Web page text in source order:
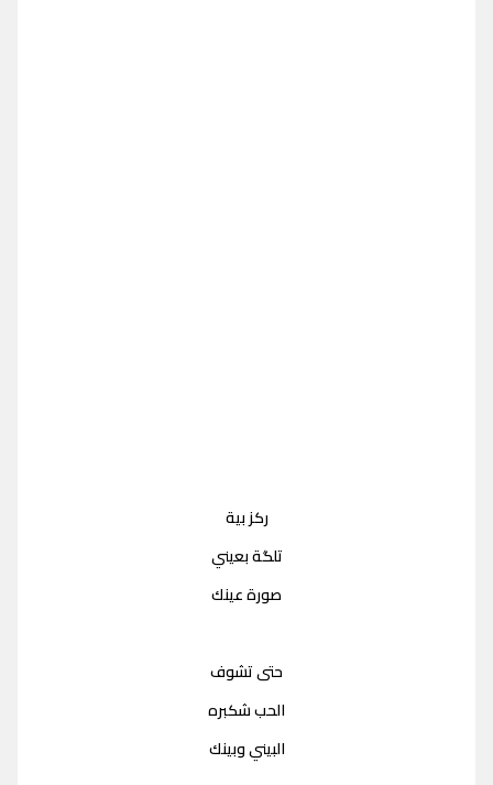
ركز بية
تلگة بعيني
صورة عينك
حتى تشوف
الحب شكبره
البيني وبينك